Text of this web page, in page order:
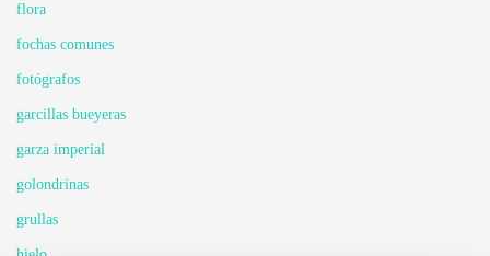
flora
fochas comunes
fotógrafos
garcillas bueyeras
garza imperial
golondrinas
grullas